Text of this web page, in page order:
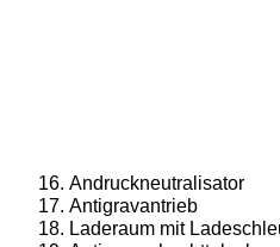
Andruckneutralisator
Antigravantrieb
Laderaum mit